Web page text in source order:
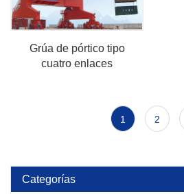
Grúa de pórtico tipo
cuatro enlaces
1 2
Categorías